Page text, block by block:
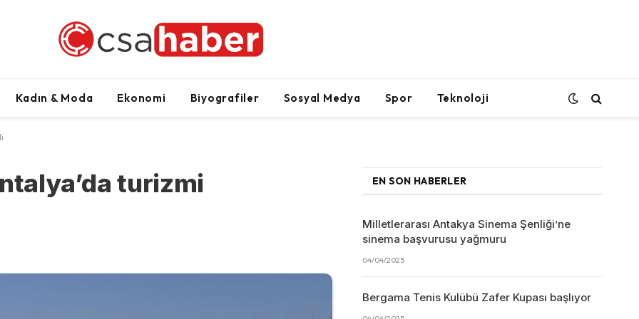
Kadın & Moda Ekonomi Biyografiler Sosyal Medya Spor Teknoloji
turizmi EN SON HABERLER
Milletlerarası Antakya Sinema Şenliği’ne
sinema başvurusu yağmuru
04/04/2025
Bergama Tenis Kulübü Zafer Kupası başlıyor